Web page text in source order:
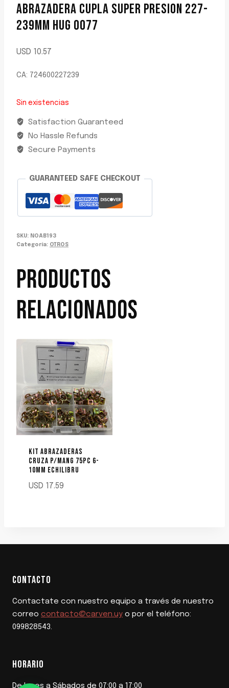
ABRAZADERA CUPLA SUPER PRESION 227-
239MM HUG 0077
USD 10.57
CA: 724600227239
Sin existencias
Satisfaction Guaranteed
No Hassle Refunds
Secure Payments
GUARANTEED SAFE CHECKOUT
SKU: NOAB193
Categoría: OTROS
PRODUCTOS
RELACIONADOS
KIT ABRAZADERAS
CRUZA P/MANG 75PC 6-
10MM ECHILIBRU
USD 17.59
CONTACTO
Contactate con nuestro equipo a través de nuestro
correo contacto@carven.uy o por el teléfono:
099828543.
HORARIO
De lunes a Sábados de 07:00 a 17:00